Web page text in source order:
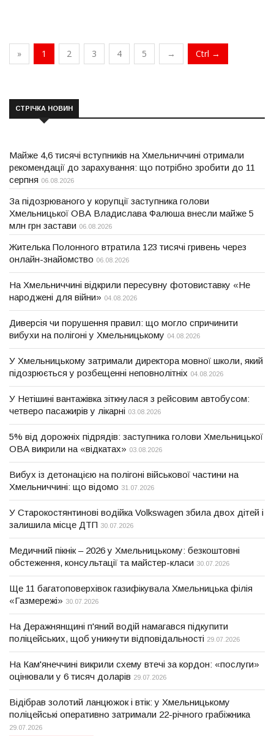
» 1 2 3 4 5 → Ctrl →
СТРІЧКА НОВИН
Майже 4,6 тисячі вступників на Хмельниччині отримали
рекомендації до зарахування: що потрібно зробити до 11
серпня 06.08.2026
За підозрюваного у корупції заступника голови
Хмельницької ОВА Владислава Фалюша внесли майже 5
млн грн застави 06.08.2026
Жителька Полонного втратила 123 тисячі гривень через
онлайн-знайомство 06.08.2026
На Хмельниччині відкрили пересувну фотовиставку «Не
народжені для війни» 04.08.2026
Диверсія чи порушення правил: що могло спричинити
вибухи на полігоні у Хмельницькому 04.08.2026
У Хмельницькому затримали директора мовної школи, який
підозрюється у розбещенні неповнолітніх 04.08.2026
У Нетішині вантажівка зіткнулася з рейсовим автобусом:
четверо пасажирів у лікарні 03.08.2026
5% від дорожніх підрядів: заступника голови Хмельницької
ОВА викрили на «відкатах» 03.08.2026
Вибух із детонацією на полігоні військової частини на
Хмельниччині: що відомо 31.07.2026
У Старокостянтинові водійка Volkswagen збила двох дітей і
залишила місце ДТП 30.07.2026
Медичний пікнік – 2026 у Хмельницькому: безкоштовні
обстеження, консультації та майстер-класи 30.07.2026
Ще 11 багатоповерхівок газифікувала Хмельницька філія
«Газмережі» 30.07.2026
На Деражнянщині п'яний водій намагався підкупити
поліцейських, щоб уникнути відповідальності 29.07.2026
На Кам'янеччині викрили схему втечі за кордон: «послуги»
оцінювали у 6 тисяч доларів 29.07.2026
Відібрав золотий ланцюжок і втік: у Хмельницькому
поліцейські оперативно затримали 22-річного грабіжника
29.07.2026